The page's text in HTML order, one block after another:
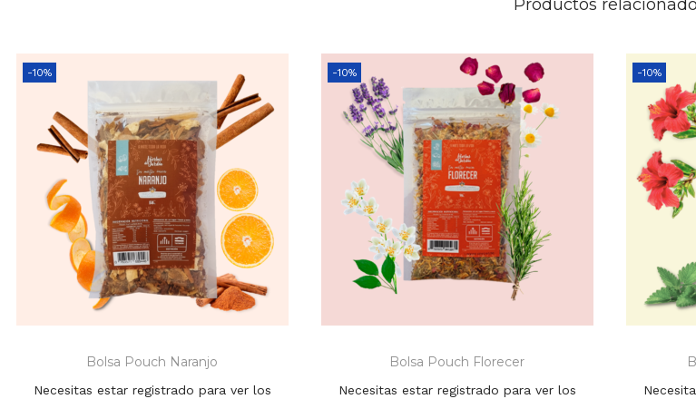
Productos
-10%
Bolsa Pouch Naranjo
Necesitas estar registrado para ver los
-10%
Bolsa Pouch Florecer
Necesitas estar registrado para ver los
-10%